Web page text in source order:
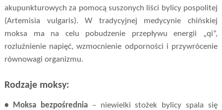
akupunkturowych za pomocą suszonych liści bylicy pospolitej
(Artemisia vulgaris). W tradycyjnej medycynie chińskiej
moksa ma na celu pobudzenie przepływu energii „qi”,
rozluźnienie napięć, wzmocnienie odporności i przywrócenie
równowagi organizmu.
Rodzaje moksy:
• Moksa bezpośrednia– niewielki stożek bylicy spala się